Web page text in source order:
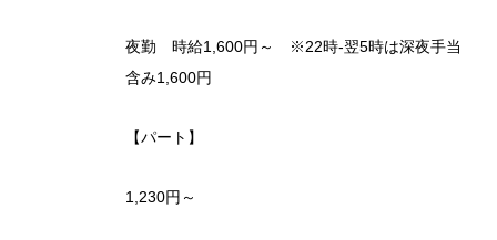
夜勤 時給1,600円～ ※22時-翌5時は深夜手当
含み1,600円
【パート】
1,230円～